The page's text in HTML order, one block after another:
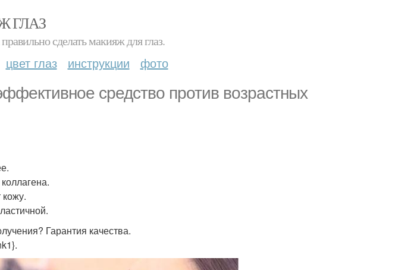
ГЛАЗ
сделать макияж для глаз.
цвет глаз инструкции фото
средство против возрастных
кожу.
Гарантия качества.